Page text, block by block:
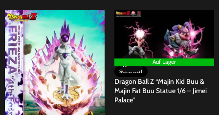
Auf Lager
SOLD OUT
Dragon Ball Z “Majin Kid Buu &
Majin Fat Buu Statue 1/6 – Jimei
Palace”